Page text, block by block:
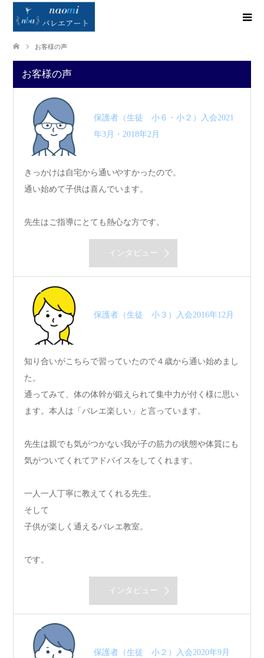
お客様の声
お客様の声
保護者（生徒 小６・小２）入会2021
年3月・2018年2月
きっかけは自宅から通いやすかったので。
通い始めて子供は喜んでいます。
先生はご指導にとても熱心な方です。
インタビュー
保護者（生徒 小３）入会2016年12月
知り合いがこちらで習っていたので４歳から通い始めまし
た。
通ってみて、体の体幹が鍛えられて集中力が付く様に思い
ます。本人は「バレエ楽しい」と言っています。
先生は親でも気がつかない我が子の筋力の状態や体質にも
気がついてくれてアドバイスをしてくれます。
一人一人丁寧に教えてくれる先生。
そして
子供が楽しく通えるバレエ教室。
です。
インタビュー
保護者（生徒 小２）入会2020年9月